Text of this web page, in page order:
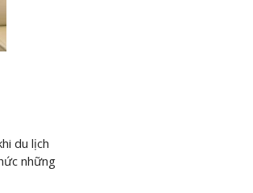
du lịch
những